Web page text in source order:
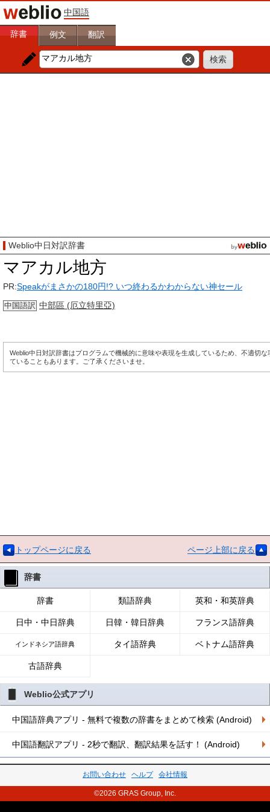
中国語
辞書 例文 翻訳
Weblio中日対訳辞書
マアカル地方
PR:Speakがまさかの180円!? いつ終わるかわからない神セール
中国語訳 中部區 (厄立特里亞)
Weblio中日対訳辞書はプログラムで機械的に意味や表現を生成しているため、不適切な
ていることもあります。ご了承くださいませ。
トップページに戻る ページ上部に戻る
辞書
辞書 類語辞典 英和・和英辞典
日中・中日辞典 日韓・韓日辞典 フランス語辞典
インドネシア語辞典 タイ語辞典 ベトナム語辞典
古語辞典
Weblio公式アプリ
中国語辞典アプリ - 無料で複数の辞書をまとめて検索 (Android)
中国語翻訳アプリ - 2秒で翻訳、翻訳結果を話す！ (Android)
お問い合わせ ヘルプ 会社情報
©2026 GRAS Group, Inc.